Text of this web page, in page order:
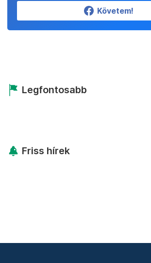
Követem!
Legfontosabb
Friss hírek